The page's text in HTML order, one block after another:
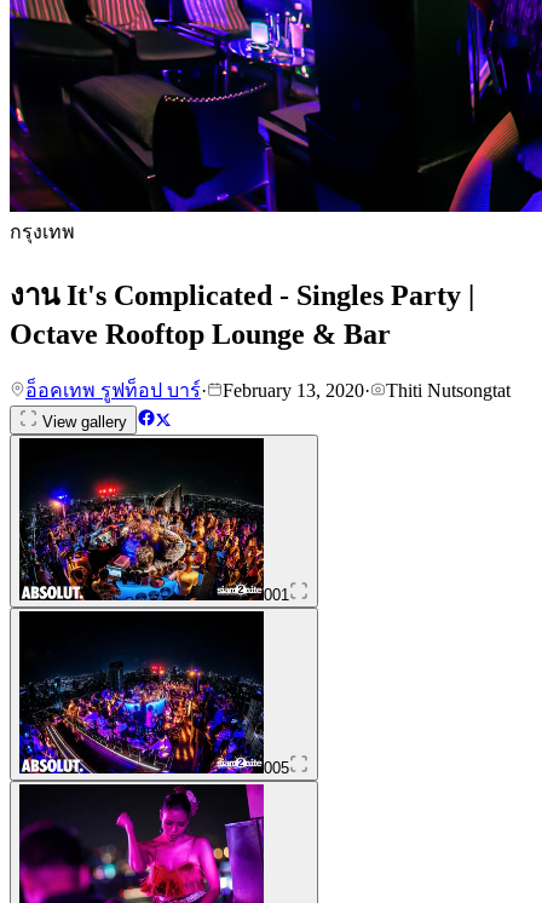
กรุงเทพ
งาน It's Complicated - Singles Party |
Octave Rooftop Lounge & Bar
อ็อคเทพ รูฟท็อป บาร์· February 13, 2020· Thiti Nutsongtat
View gallery
001
005